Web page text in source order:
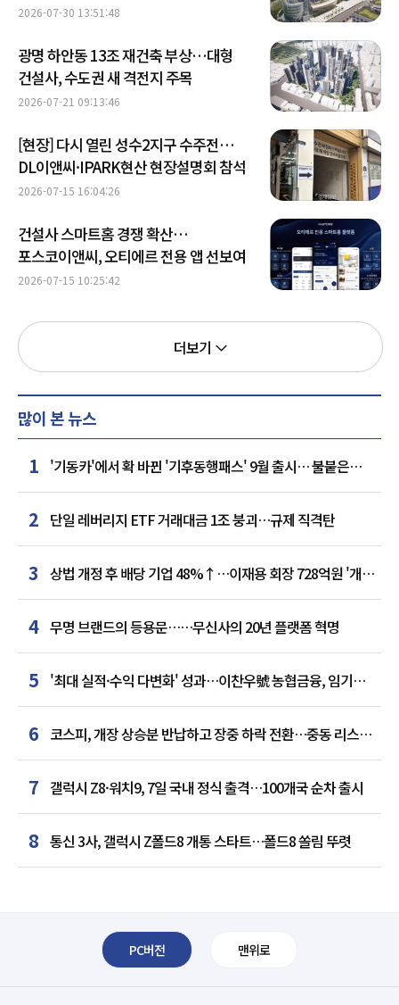
2026-07-30 13:51:48
광명 하안동 13조 재건축 부상…대형
건설사, 수도권 새 격전지 주목
2026-07-21 09:13:46
[현장] 다시 열린 성수2지구 수주전…
DL이앤씨·IPARK현산 현장설명회 참석
2026-07-15 16:04:26
건설사 스마트홈 경쟁 확산…
포스코이앤씨, 오티에르 전용 앱 선보여
2026-07-15 10:25:42
더보기
많이 본 뉴스
1 '기동카'에서 확 바뀐 '기후동행패스' 9월 출시… 불붙은
카드사 경쟁
2 단일 레버리지 ETF 거래대금 1조 붕괴…규제 직격탄
3
상법 개정 후 배당 기업 48%↑…이재용 회장 728억원 '개인
최다'
4 무명 브랜드의 등용문……무신사의 20년 플랫폼 혁명
5 '최대 실적·수익 다변화' 성과…이찬우號 농협금융, 임기
말년 성장 박차
6 코스피, 개장 상승분 반납하고 장중 하락 전환…중동 리스크·
美 경계감
7 갤럭시 Z8·워치9, 7일 국내 정식 출격…100개국 순차 출시
8 통신 3사, 갤럭시 Z폴드8 개통 스타트…폴드8 쏠림 뚜렷
PC버전 맨위로